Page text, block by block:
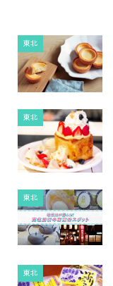
東北
東北
東北
東北